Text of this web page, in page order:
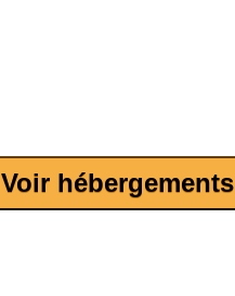
Voir hébergements